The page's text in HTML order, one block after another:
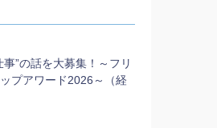
”の話を大募集！～フリ
プアワード2026～（経